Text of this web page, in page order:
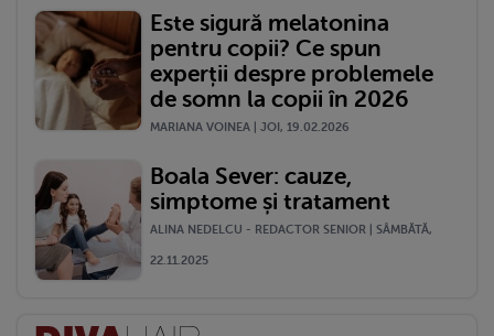
Este sigură melatonina
pentru copii? Ce spun
experții despre problemele
de somn la copii în 2026
MARIANA VOINEA | JOI, 19.02.2026
Boala Sever: cauze,
simptome și tratament
ALINA NEDELCU - REDACTOR SENIOR | SÂMBĂTĂ,
22.11.2025